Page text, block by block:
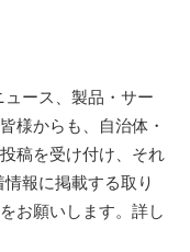
ース、製品・サー
様からも、自治体・
稿を受け付け、それ
報に掲載する取り
お願いします。詳し